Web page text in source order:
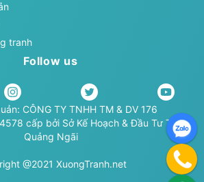
tranh
Follow us
CÔNG TY TNHH TM & DV 176
cấp bởi Sở Kế Hoạch & Đầu Tư TP.
Quảng Ngãi
@2021 XuongTranh.net